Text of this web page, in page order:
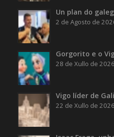
Un plan do
2 de Agosto de
Gorgorito e o
28 de Xullo de
Vigo líder de
22 de Xullo de